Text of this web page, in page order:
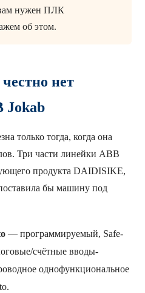
нужен ПЛК
об этом.
нет
Jokab
только тогда, когда она
Три части линейки ABB
продукта DAIDISIKE,
бы машину под
— программируемый, Safe-
счётные вводы-
однофункциональное